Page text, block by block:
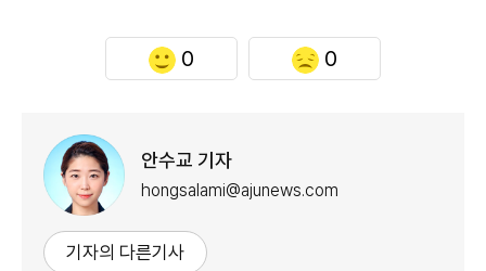
0 0
안수교 기자
hongsalami@ajunews.com
기자의 다른기사